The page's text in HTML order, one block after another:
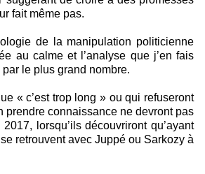
fait même pas.
de la manipulation politicienne
au calme et l’analyse que j’en fais
le plus grand nombre.
« c’est trop long » ou qui refuseront
prendre connaissance ne devront pas
lorsqu’ils découvriront qu’ayant
retrouvent avec Juppé ou Sarkozy à